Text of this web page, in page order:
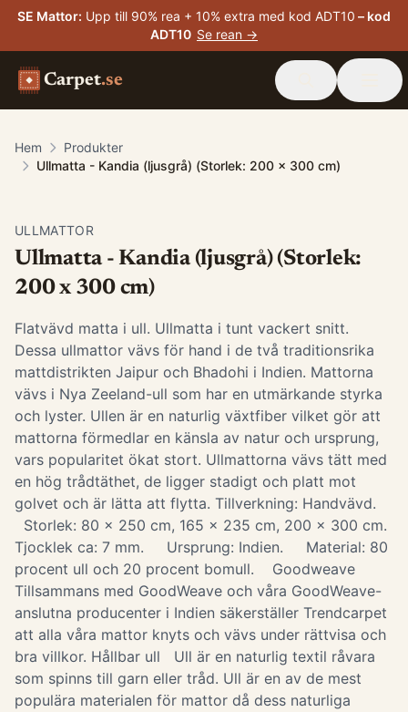
SE Mattor: Upp till 90% rea + 10% extra med kod ADT10 – kod
ADT10 Se rean →
Carpet.se
Hem
Produkter
Ullmatta - Kandia (ljusgrå) (Storlek: 200 x 300 cm)
ULLMATTOR
Ullmatta - Kandia (ljusgrå) (Storlek:
200 x 300 cm)
Flatvävd matta i ull. Ullmatta i tunt vackert snitt.
Dessa ullmattor vävs för hand i de två traditionsrika
mattdistrikten Jaipur och Bhadohi i Indien. Mattorna
vävs i Nya Zeeland-ull som har en utmärkande styrka
och lyster. Ullen är en naturlig växtfiber vilket gör att
mattorna förmedlar en känsla av natur och ursprung,
vars popularitet ökat stort. Ullmattorna vävs tätt med
en hög trådtäthet, de ligger stadigt och platt mot
golvet och är lätta att flytta. Tillverkning: Handvävd.
Storlek: 80 x 250 cm, 165 x 235 cm, 200 x 300 cm.
Tjocklek ca: 7 mm. Ursprung: Indien. Material: 80
procent ull och 20 procent bomull. Goodweave
Tillsammans med GoodWeave och våra GoodWeave-
anslutna producenter i Indien säkerställer Trendcarpet
att alla våra mattor knyts och vävs under rättvisa och
bra villkor. Hållbar ull Ull är en naturlig textil råvara
som spinns till garn eller tråd. Ull är en av de mest
populära materialen för mattor då dess naturliga